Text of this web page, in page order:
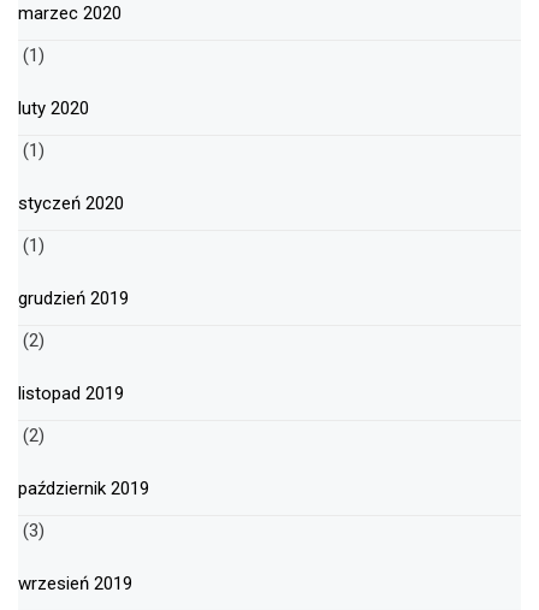
marzec 2020
(1)
luty 2020
(1)
styczeń 2020
(1)
grudzień 2019
(2)
listopad 2019
(2)
październik 2019
(3)
wrzesień 2019